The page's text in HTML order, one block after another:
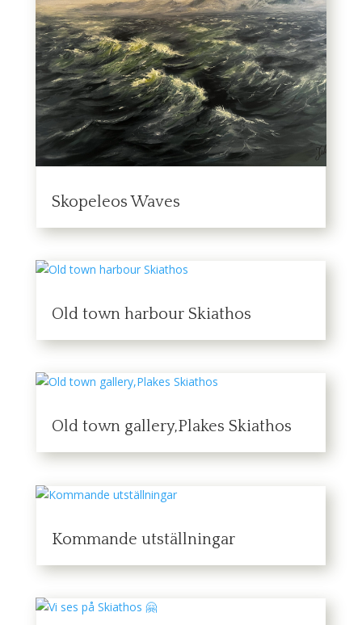
Skopeleos Waves
Old town harbour Skiathos
Old town gallery,Plakes Skiathos
Kommande utställningar